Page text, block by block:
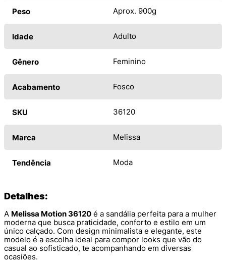
Peso Aprox. 900g
Idade Adulto
Gênero Feminino
Acabamento Fosco
SKU 36120
Marca Melissa
Tendência Moda
Detalhes:
A Melissa Motion 36120 é a sandália perfeita para a mulher
moderna que busca praticidade, conforto e estilo em um
único calçado. Com design minimalista e elegante, este
modelo é a escolha ideal para compor looks que vão do
casual ao sofisticado, te acompanhando em diversas
ocasiões.